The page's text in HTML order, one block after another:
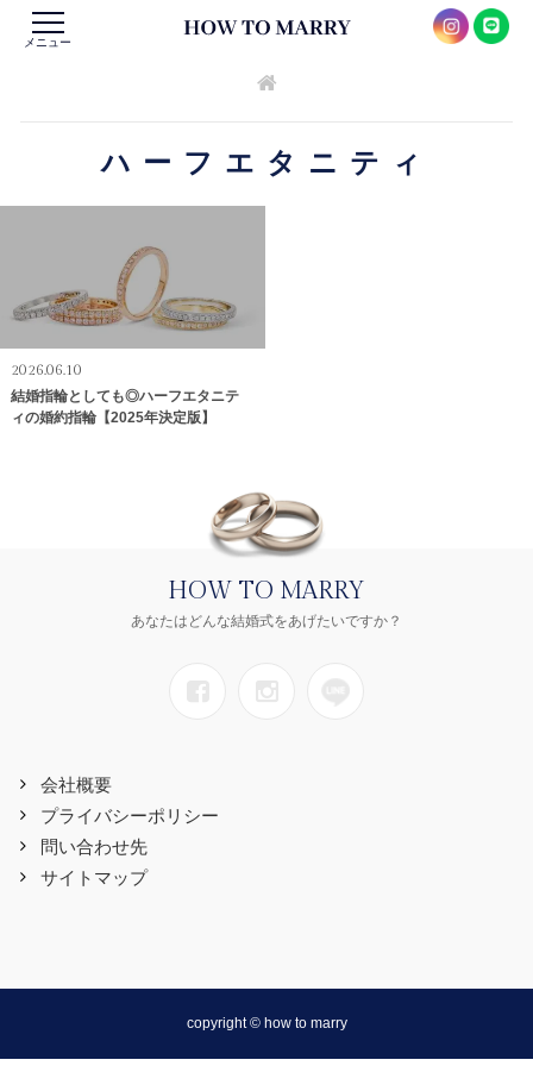
メニュー
ハーフエタニティ
2026.06.10
結婚指輪としても◎ハーフエタニテ
ィの婚約指輪【2025年決定版】
HOW TO MARRY
あなたはどんな結婚式をあげたいですか？
会社概要
プライバシーポリシー
問い合わせ先
サイトマップ
copyright © how to marry